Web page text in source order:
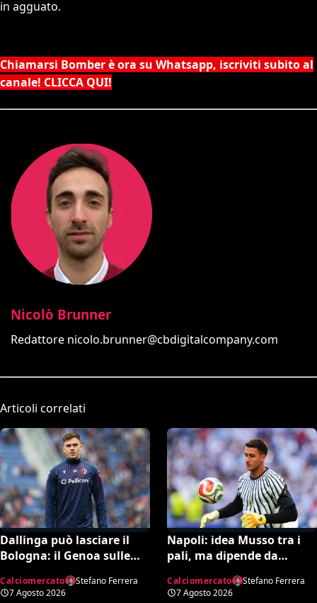
in agguato.
Chiamarsi Bomber è ora su Whatsapp, iscriviti subito al
canale! CLICCA QUI!
Nicolò Brunner
Redattore nicolo.brunner@cbdigitalcompany.com
Articoli correlati
Dallinga può lasciare il
Bologna: il Genoa sulle
olandese
Calciomercato
Stefano Ferrera
7 Agosto 2026
Napoli: idea Musso tra i
pali, ma dipende da
Calciomercato
Stefano Ferrera
7 Agosto 2026